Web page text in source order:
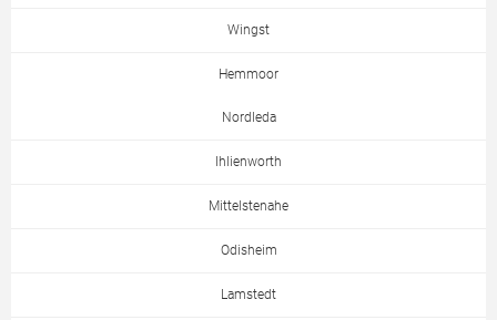
Wingst
Hemmoor
Nordleda
Ihlienworth
Mittelstenahe
Odisheim
Lamstedt